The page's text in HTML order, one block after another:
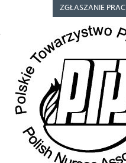
ZGŁASZANIE PRAC